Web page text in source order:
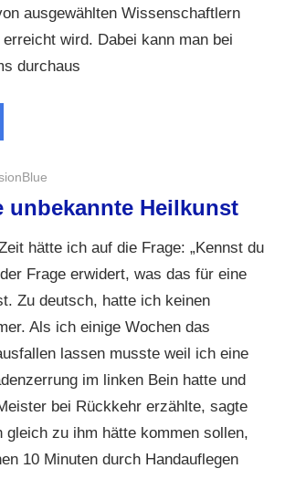
ausgewählten Wissenschaftlern
wird. Dabei kann man bei
durchaus
unbekannte Heilkunst
hätte ich auf die Frage: „Kennst du
Frage erwidert, was das für eine
Zu deutsch, hatte ich keinen
Als ich einige Wochen das
lassen musste weil ich eine
im linken Bein hatte und
bei Rückkehr erzählte, sagte
gleich zu ihm hätte kommen sollen,
10 Minuten durch Handauflegen